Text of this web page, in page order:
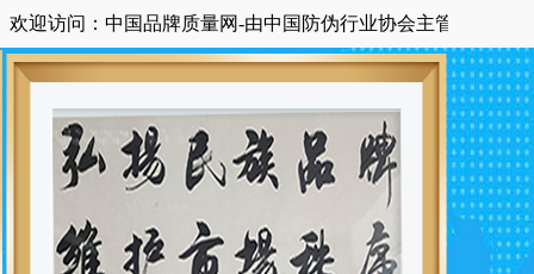
问：中国品牌质量网-由中国防伪行业协会主管主办国家级